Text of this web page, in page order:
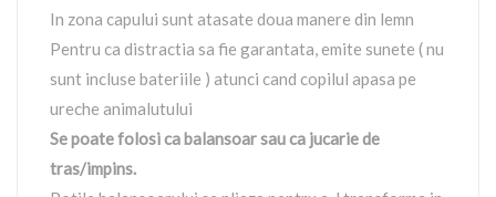
In zona capului sunt atasate doua manere din lemn
Pentru ca distractia sa fie garantata, emite sunete ( nu
sunt incluse bateriile ) atunci cand copilul apasa pe
ureche animalutului
Se poate folosi ca balansoar sau ca jucarie de
tras/impins.